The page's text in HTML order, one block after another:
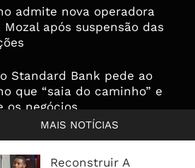
MAIS NOTÍCIAS
Reconstruir A
admite nova operadora
Mozal após suspensão das
Standard Bank pede ao
que “saia do caminho” e
os negócios